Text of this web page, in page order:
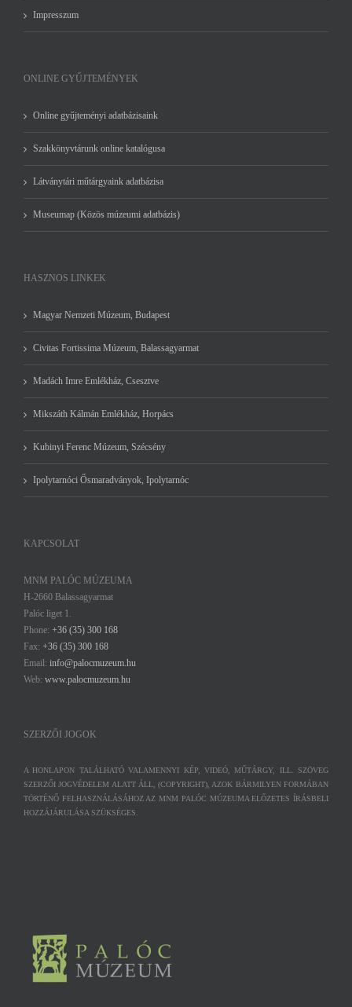
Impresszum
ONLINE GYŰJTEMÉNYEK
Online gyűjteményi adatbázisaink
Szakkönyvtárunk online katalógusa
Látványtári műtárgyaink adatbázisa
Museumap (Közös múzeumi adatbázis)
HASZNOS LINKEK
Magyar Nemzeti Múzeum, Budapest
Civitas Fortissima Múzeum, Balassagyarmat
Madách Imre Emlékház, Csesztve
Mikszáth Kálmán Emlékház, Horpács
Kubinyi Ferenc Múzeum, Szécsény
Ipolytarnóci Ősmaradványok, Ipolytarnóc
KAPCSOLAT
MNM PALÓC MÚZEUMA
H-2660 Balassagyarmat
Palóc liget 1.
Phone: +36 (35) 300 168
Fax: +36 (35) 300 168
Email: info@palocmuzeum.hu
Web: www.palocmuzeum.hu
SZERZŐI JOGOK
A HONLAPON TALÁLHATÓ VALAMENNYI KÉP, VIDEÓ, MŰTÁRGY, ILL. SZÖVEG
SZERZŐI JOGVÉDELEM ALATT ÁLL, (COPYRIGHT), AZOK BÁRMILYEN FORMÁBAN
TÖRTÉNŐ FELHASZNÁLÁSÁHOZ AZ MNM PALÓC MÚZEUMA ELŐZETES ÍRÁSBELI
HOZZÁJÁRULÁSA SZÜKSÉGES.